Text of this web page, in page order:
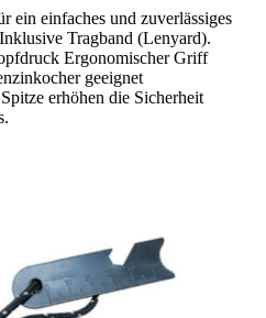
ein einfaches und zuverlässiges
Tragband (Lenyard).
Ergonomischer Griff
geeignet
erhöhen die Sicherheit